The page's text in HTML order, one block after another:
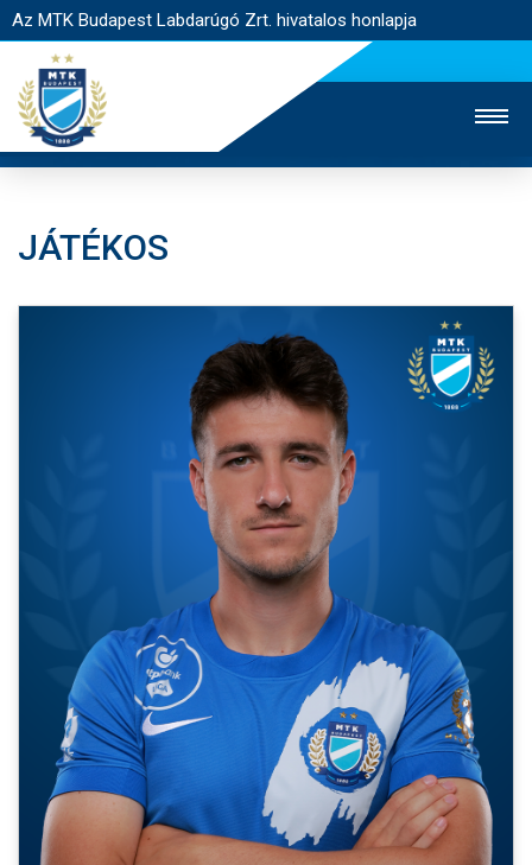
Az MTK Budapest Labdarúgó Zrt. hivatalos honlapja
STADION
EGYESÜLET
KAPCSOLAT
NYITÓLAP
HÍREK
CSAPATOK
MÉRKŐZÉSEK
GALÉRIA
SZURKOLÓI ÉLMÉNYEK
AKKREDITÁCIÓ
JÁTÉKOS